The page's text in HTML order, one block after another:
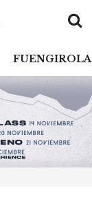
FUENGIROLA